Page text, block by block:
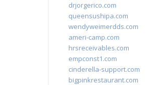
drjorgerico.com
queensushipa.com
wendyweimerdds.com
ameri-camp.com
hrsreceivables.com
empconst1.com
cinderella-support.com
bigpinkrestaurant.com